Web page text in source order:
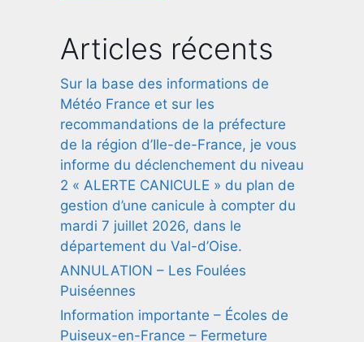
Articles récents
Sur la base des informations de
Météo France et sur les
recommandations de la préfecture
de la région d’Ile-de-France, je vous
informe du déclenchement du niveau
2 « ALERTE CANICULE » du plan de
gestion d’une canicule à compter du
mardi 7 juillet 2026, dans le
département du Val-d’Oise.
ANNULATION – Les Foulées
Puiséennes
Information importante – Écoles de
Puiseux-en-France – Fermeture